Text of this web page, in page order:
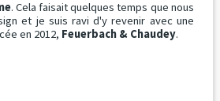
. Cela faisait quelques temps que nous
et je suis ravi d'y revenir avec une
en 2012, Feuerbach & Chaudey.